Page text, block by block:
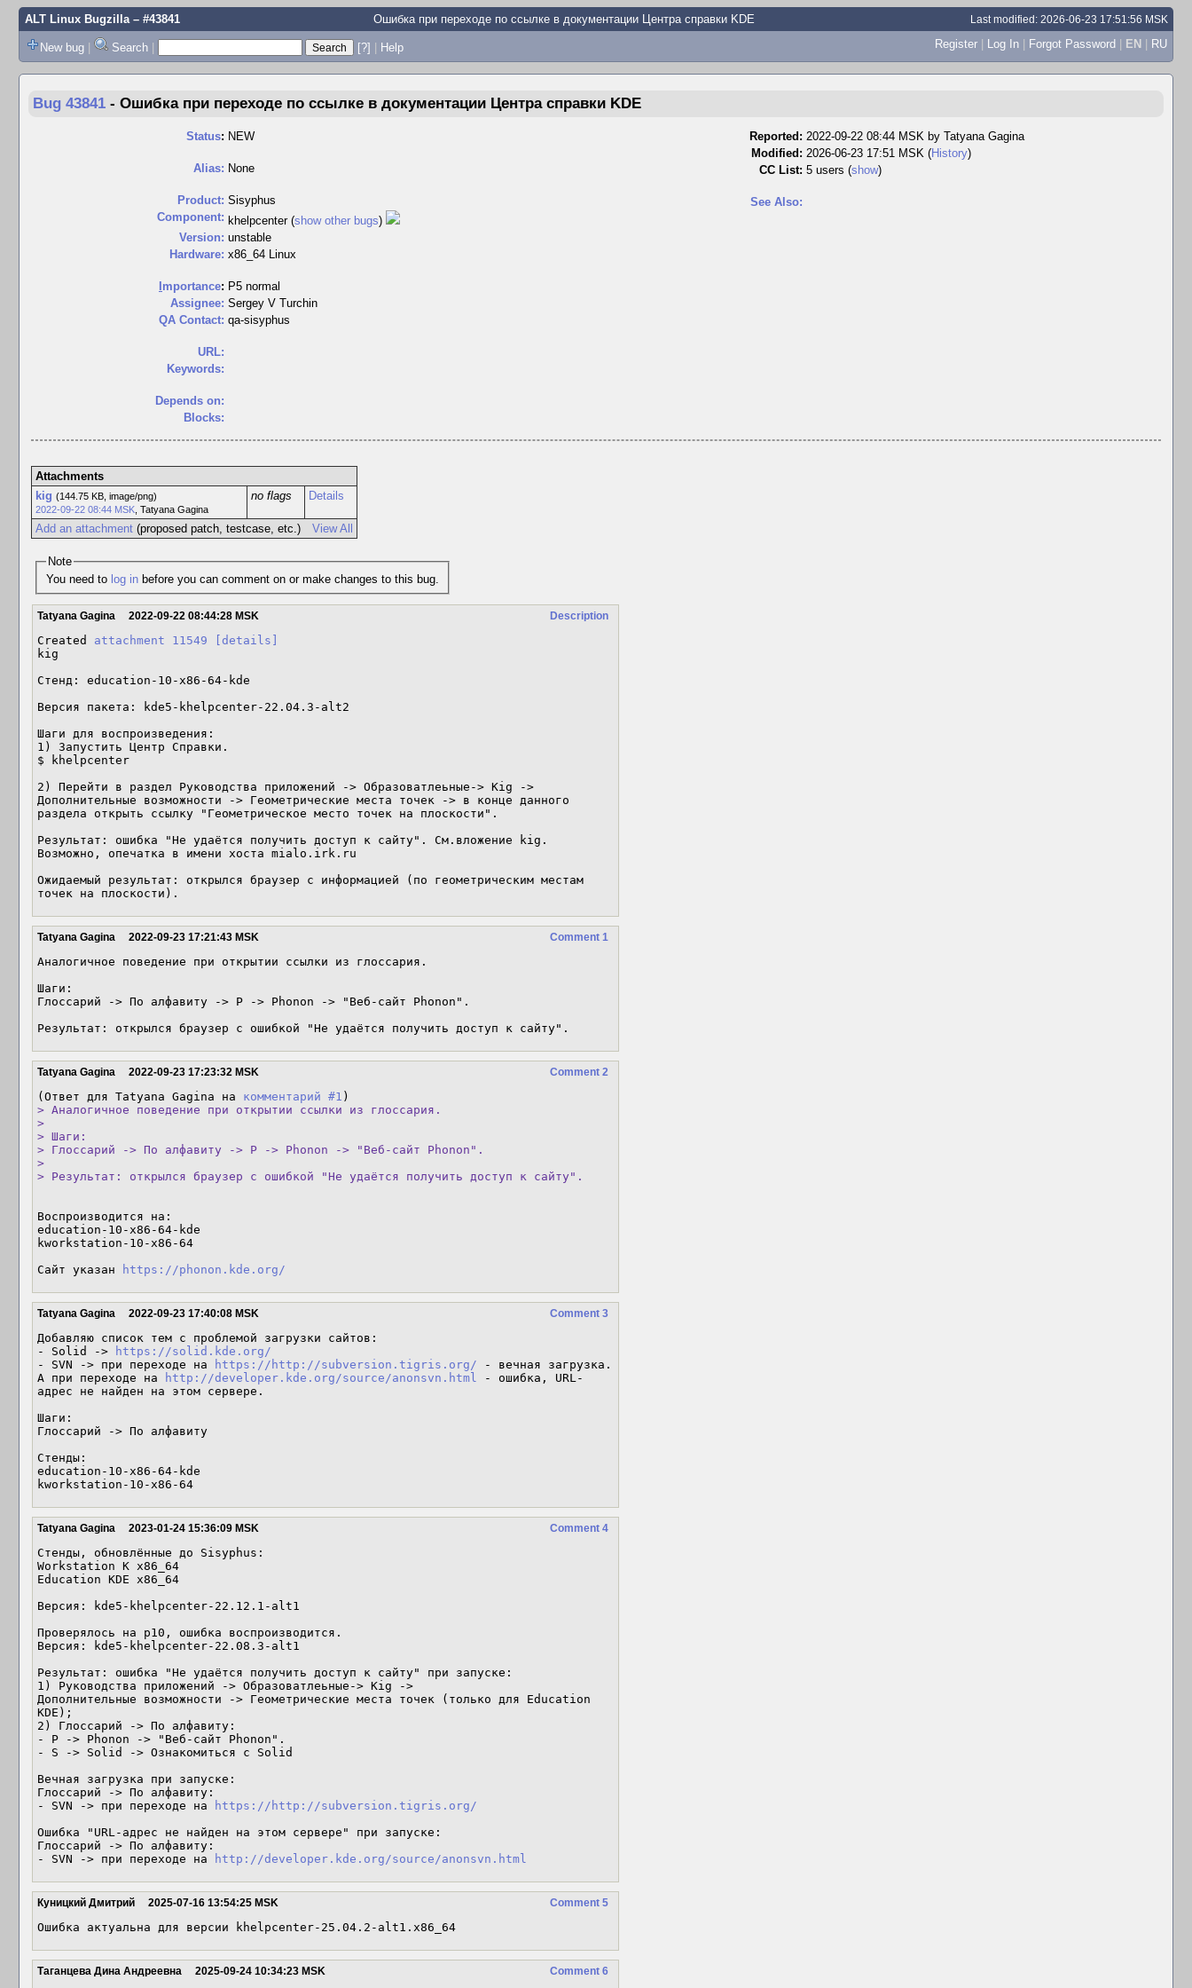
ALT Linux Bugzilla– #43841 Ошибка при переходе по ссылке в документации Центрa справки KDE Last modified: 2026-06-23 17:51:56 MSK
New bug | Search | [?] | Help Register | Log In | Forgot Password | EN | RU
Bug 43841 - Ошибка при переходе по ссылке в документации Центрa справки KDE
Status: NEW
Alias: None
Product: Sisyphus
Component: khelpcenter (show other bugs)
Version: unstable
Hardware: x86_64 Linux
mportance: P5 normal
Assignee: Sergey V Turchin
QA Contact: qa-sisyphus
URL:
Keywords:
Depends on:
Blocks:
Reported: 2022-09-22 08:44 MSK by Tatyana Gagina
Modified: 2026-06-23 17:51 MSK (History)
CC List: 5 users (show)
See Also:
Attachments
kig (144.75 KB, image/png)
2022-09-22 08:44 MSK, Tatyana Gagina
no flags Details
View All
Add an attachment(proposed patch, testcase, etc.)
Note
You need to log in before you can comment on or make changes to this bug.
Description
Tatyana Gagina 2022-09-22 08:44:28 MSK
Created attachment 11549
[details]
kig
Стенд: education-10-x86-64-kde
Версия пакета: kde5-khelpcenter-22.04.3-alt2
Шаги для воспроизведения:
1) Запустить Центр Справки.
$ khelpcenter
2) Перейти в раздел Руководства приложений -> Образоватлеьные-> Kig ->
Дополнительные возможности -> Геометрические места точек -> в конце данного
раздела открыть ссылку "Геометрическое место точек на плоскости".
Результат: ошибка "Не удаётся получить доступ к сайту". См.вложение kig.
Возможно, опечатка в имени хоста mialo.irk.ru
Ожидаемый результат: открылся браузер с информацией (по геометрическим местам
точек на плоскости).
Comment 1
Tatyana Gagina 2022-09-23 17:21:43 MSK
Аналогичное поведение при открытии ссылки из глоссария.
Шаги:
Глоссарий -> По алфавиту -> P -> Phonon -> "Веб-сайт Phonon".
Результат: открылся браузер с ошибкой "Не удаётся получить доступ к сайту".
Comment 2
Tatyana Gagina 2022-09-23 17:23:32 MSK
(Ответ для Tatyana Gagina на комментарий #1
> Аналогичное поведение при открытии ссылки из глоссария.
>
> Шаги:
> Глоссарий -> По алфавиту -> P -> Phonon -> "Веб-сайт Phonon".
>
> Результат: открылся браузер с ошибкой "Не удаётся получить доступ к сайту".
Воспроизводится на:
education-10-x86-64-kde
kworkstation-10-x86-64
Сайт указан
https://phonon.kde.org/
Comment 3
Tatyana Gagina 2022-09-23 17:40:08 MSK
Добавляю список тем с проблемой загрузки сайтов:
- Solid ->
https://solid.kde.org/
- SVN -> при переходе на
https://http://subversion.tigris.org/ - вечная загрузка.
А при переходе на
http://developer.kde.org/source/anonsvn.html - ошибка, URL-
адрес не найден на этом сервере.
Шаги:
Глоссарий -> По алфавиту
Стенды:
education-10-x86-64-kde
kworkstation-10-x86-64
Comment 4
Tatyana Gagina 2023-01-24 15:36:09 MSK
Стенды, обновлённые до Sisyphus:
Workstation K x86_64
Education KDE x86_64
Версия: kde5-khelpcenter-22.12.1-alt1
Проверялось на p10, ошибка воспроизводится.
Версия: kde5-khelpcenter-22.08.3-alt1
Результат: ошибка "Не удаётся получить доступ к сайту" при запуске:
1) Руководства приложений -> Образоватлеьные-> Kig ->
Дополнительные возможности -> Геометрические места точек (только для Education
KDE);
2) Глоссарий -> По алфавиту:
- P -> Phonon -> "Веб-сайт Phonon".
- S -> Solid -> Ознакомиться с Solid
Вечная загрузка при запуске:
Глоссарий -> По алфавиту:
- SVN -> при переходе на
https://http://subversion.tigris.org/
Ошибка "URL-адрес не найден на этом сервере" при запуске:
Глоссарий -> По алфавиту:
- SVN -> при переходе на
http://developer.kde.org/source/anonsvn.html
Comment 5
Куницкий Дмитрий 2025-07-16 13:54:25 MSK
Ошибка актуальна для версии khelpcenter-25.04.2-alt1.x86_64
Comment 6
Таганцева Дина Андреевна 2025-09-24 10:34:23 MSK